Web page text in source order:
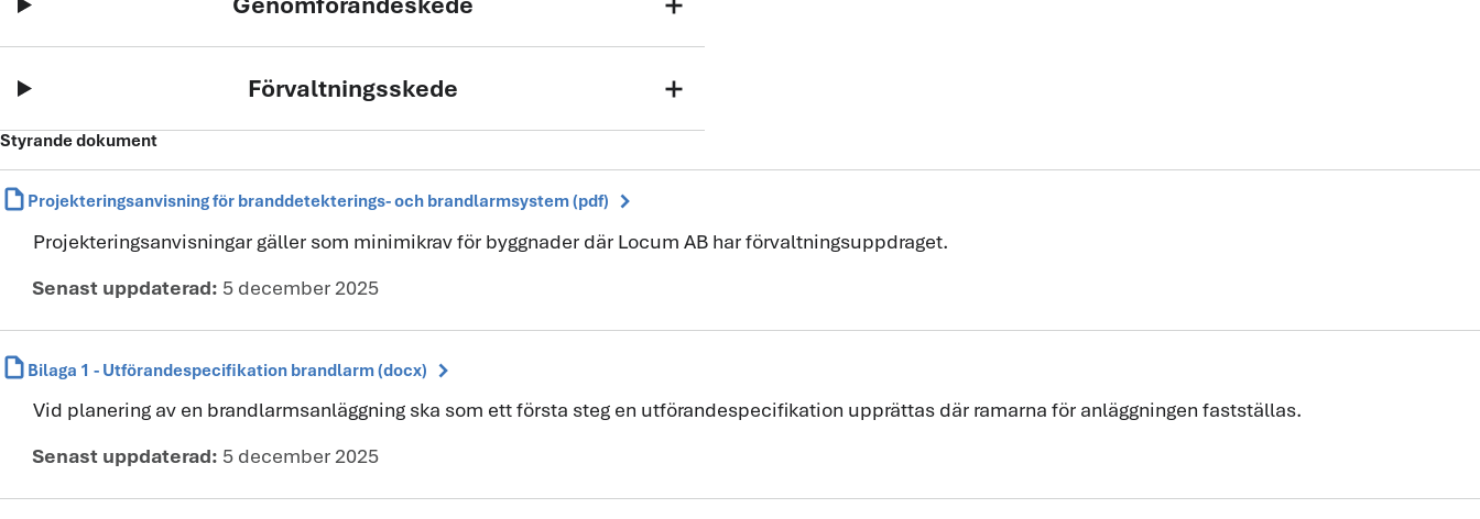
Förvaltningsskede add
Styrande dokument
draft Projekteringsanvisning för branddetekterings- och brandlarmsystem (pdf) chevron_right
Projekteringsanvisningar gäller som minimikrav för byggnader där Locum AB har förvaltningsuppdraget.
Senast uppdaterad: 5 december 2025
draft Bilaga 1 - Utförandespecifikation brandlarm (docx) chevron_right
Vid planering av en brandlarmsanläggning ska som ett första steg en utförandespecifikation upprättas där ramarna för anläggningen fastställas.
Senast uppdaterad: 5 december 2025